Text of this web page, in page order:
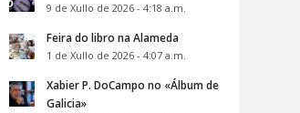
9 de Xullo de 2026 - 4:18 a.m.
Feira do libro na Alameda
1 de Xullo de 2026 - 4:07 a.m.
Xabier P. DoCampo no «Álbum de
Galicia»